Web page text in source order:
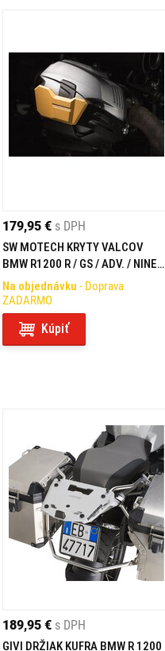
179,95 € s DPH
SW MOTECH KRYTY VALCOV
BMW R1200 R / GS / ADV. / NINET -
ZLATÉ
Na objednávku - Doprava
ZADARMO
Kúpiť
189,95 € s DPH
GIVI DRŽIAK KUFRA BMW R 1200